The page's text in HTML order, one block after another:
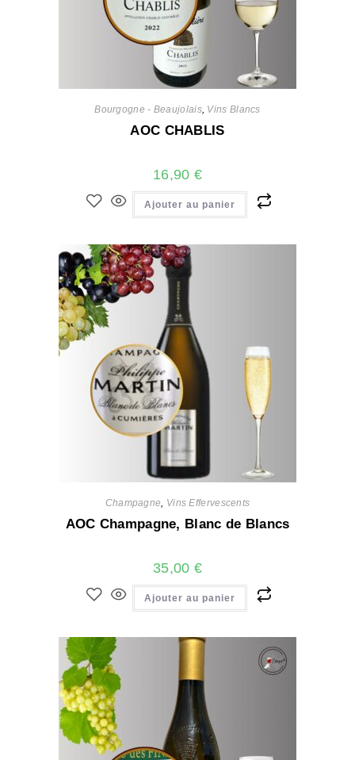
Bourgogne - Beaujolais, Vins Blancs
AOC CHABLIS
16,90 €
Ajouter au panier
Champagne Vins Effervescents
AOC Champagne, Blanc de Blancs
35,00 €
Ajouter au panier